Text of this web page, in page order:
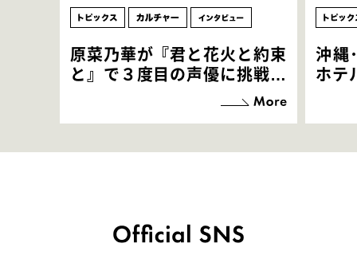
原菜乃華が『君と花火と約束
と』で３度目の声優に挑戦！
「お邪魔させてもらっている
感覚ですが､お芝居に没頭で
沖縄
ホテ